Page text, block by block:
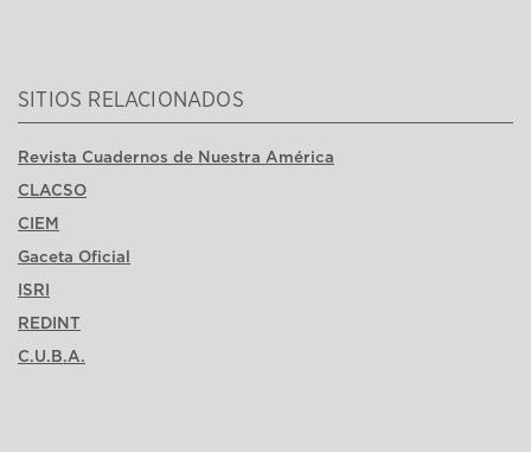
SITIOS RELACIONADOS
Revista Cuadernos de Nuestra América
CLACSO
CIEM
Gaceta Oficial
ISRI
REDINT
C.U.B.A.